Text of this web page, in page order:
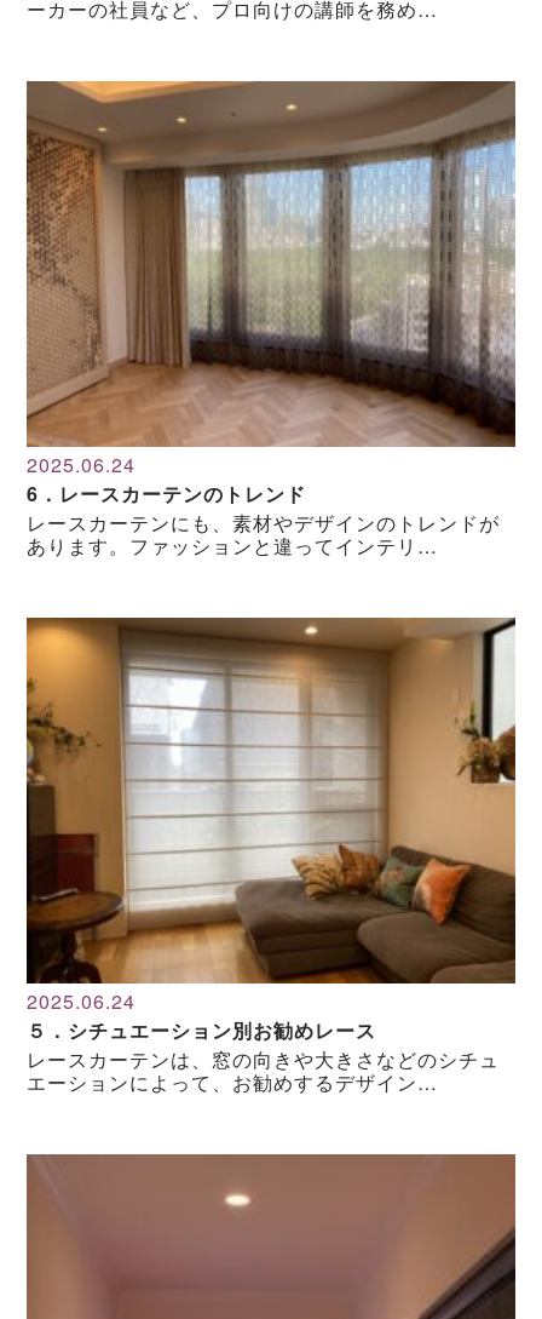
ーカーの社員など、プロ向けの講師を務め…
2025.06.24
6．レースカーテンのトレンド
レースカーテンにも、素材やデザインのトレンドが
あります。ファッションと違ってインテリ…
2025.06.24
５．シチュエーション別お勧めレース
レースカーテンは、窓の向きや大きさなどのシチュ
エーションによって、お勧めするデザイン…